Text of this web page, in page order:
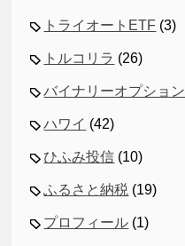
トライオートETF (3)
トルコリラ (26)
バイナリーオプション
ハワイ (42)
ひふみ投信 (10)
ふるさと納税 (19)
プロフィール (1)